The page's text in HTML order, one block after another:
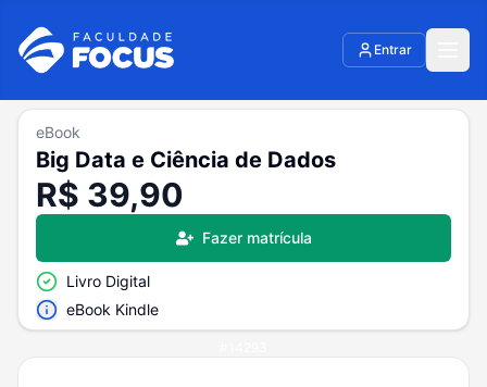
Entrar
eBook
Big Data e Ciência de Dados
R$ 39,90
Fazer matrícula
Livro Digital
Mais informações
eBook Kindle